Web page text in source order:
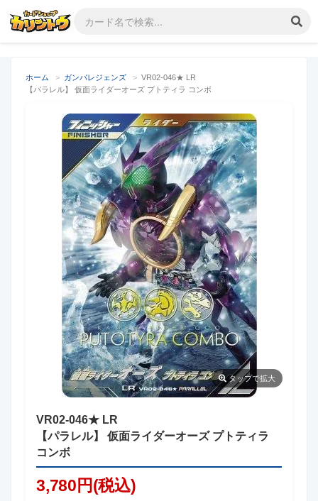
ホーム > ガンバレジェンズ > VR02-046★ LR
【パラレル】 仮面ライダーオーズ プトティラ コンボ
タップで拡大
VR02-046★ LR
【パラレル】 仮面ライダーオーズ プトティラ
コンボ
3,780円(税込)